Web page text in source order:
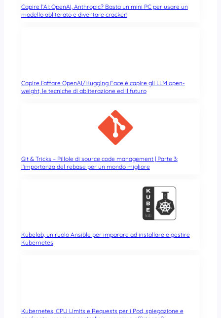
Capire l’AI: OpenAI, Anthropic? Basta un mini PC per usare un
modello abliterato e diventare cracker!
Capire l’affare OpenAI/Hugging Face è capire gli LLM open-
weight, le tecniche di abliterazione ed il futuro
Git & Tricks – Pillole di source code management | Parte 3:
l’importanza del rebase per un mondo migliore
Kubelab, un ruolo Ansible per imparare ad installare e gestire
Kubernetes
Kubernetes, CPU Limits e Requests per i Pod, spiegazione e